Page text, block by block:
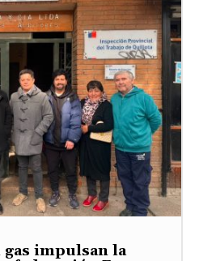
impulsan la